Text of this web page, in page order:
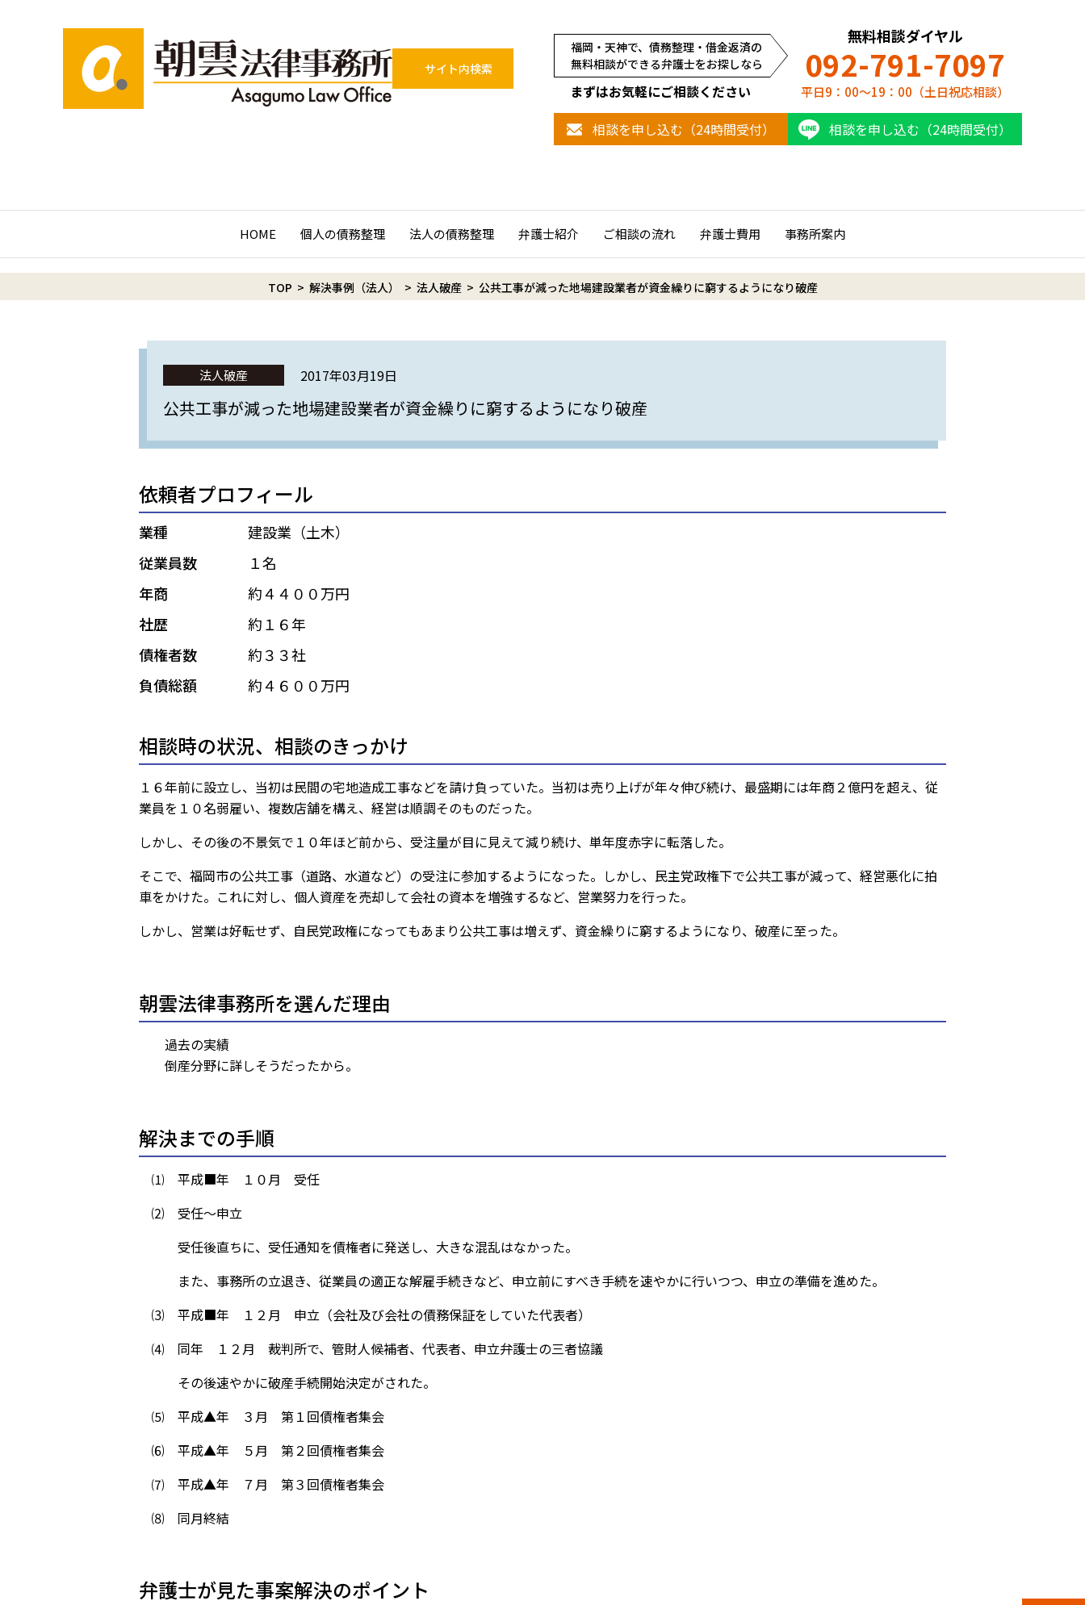
サイト内検索
福岡・天神で、債務整理・借金返済の
無料相談ができる弁護士をお探しなら
まずはお気軽にご相談ください
無料相談ダイヤル
092-791-7097
平日9：00～19：00（土日祝応相談）
相談を申し込む（24時間受付） 相談を申し込む（24時間受付）
HOME 個人の債務整理 法人の債務整理 弁護士紹介 ご相談の流れ 弁護士費用 事務所案内
TOP > 解決事例（法人） > 法人破産> 公共工事が減った地場建設業者が資金繰りに窮するようになり破産
法人破産 2017年03月19日
公共工事が減った地場建設業者が資金繰りに窮するようになり破産
依頼者プロフィール
業種
建設業（土木）
従業員数
１名
年商
約４４００万円
社歴
約１６年
債権者数
約３３社
負債総額
約４６００万円
相談時の状況、相談のきっかけ
１６年前に設立し、当初は民間の宅地造成工事などを請け負っていた。当初は売り上げが年々伸び続け、最盛期には年商２億円を超え、従
業員を１０名弱雇い、複数店舗を構え、経営は順調そのものだった。
しかし、その後の不景気で１０年ほど前から、受注量が目に見えて減り続け、単年度赤字に転落した。
そこで、福岡市の公共工事（道路、水道など）の受注に参加するようになった。しかし、民主党政権下で公共工事が減って、経営悪化に拍
車をかけた。これに対し、個人資産を売却して会社の資本を増強するなど、営業努力を行った。
しかし、営業は好転せず、自民党政権になってもあまり公共工事は増えず、資金繰りに窮するようになり、破産に至った。
朝雲法律事務所を選んだ理由
過去の実績
倒産分野に詳しそうだったから。
解決までの手順
⑴ 平成■年 １０月 受任
⑵ 受任～申立
受任後直ちに、受任通知を債権者に発送し、大きな混乱はなかった。
また、事務所の立退き、従業員の適正な解雇手続きなど、申立前にすべき手続を速やかに行いつつ、申立の準備を進めた。
⑶ 平成■年 １２月 申立（会社及び会社の債務保証をしていた代表者）
⑷ 同年 １２月 裁判所で、管財人候補者、代表者、申立弁護士の三者協議
その後速やかに破産手続開始決定がされた。
⑸ 平成▲年 ３月 第１回債権者集会
⑹ 平成▲年 ５月 第２回債権者集会
⑺ 平成▲年 ７月 第３回債権者集会
⑻ 同月終結
弁護士が見た事案解決のポイント